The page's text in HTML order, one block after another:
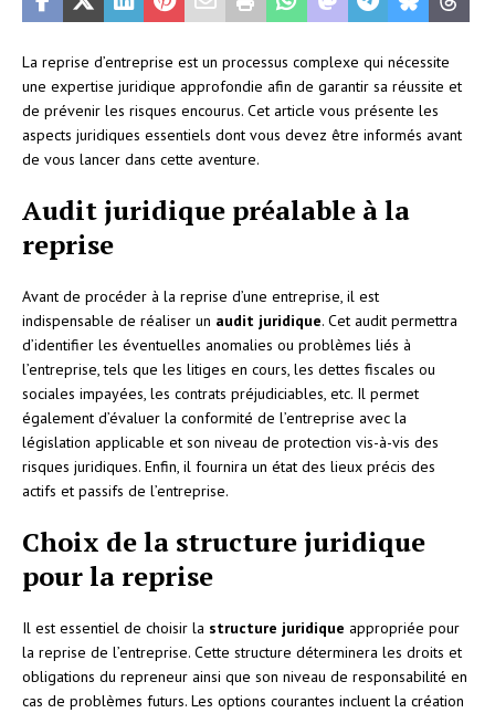
La reprise d’entreprise est un processus complexe qui nécessite
une expertise juridique approfondie afin de garantir sa réussite et
de prévenir les risques encourus. Cet article vous présente les
aspects juridiques essentiels dont vous devez être informés avant
de vous lancer dans cette aventure.
Audit juridique préalable à la
reprise
Avant de procéder à la reprise d’une entreprise, il est
indispensable de réaliser un audit juridique. Cet audit permettra
d’identifier les éventuelles anomalies ou problèmes liés à
l’entreprise, tels que les litiges en cours, les dettes fiscales ou
sociales impayées, les contrats préjudiciables, etc. Il permet
également d’évaluer la conformité de l’entreprise avec la
législation applicable et son niveau de protection vis-à-vis des
risques juridiques. Enfin, il fournira un état des lieux précis des
actifs et passifs de l’entreprise.
Choix de la structure juridique
pour la reprise
Il est essentiel de choisir la structure juridique appropriée pour
la reprise de l’entreprise. Cette structure déterminera les droits et
obligations du repreneur ainsi que son niveau de responsabilité en
cas de problèmes futurs. Les options courantes incluent la création